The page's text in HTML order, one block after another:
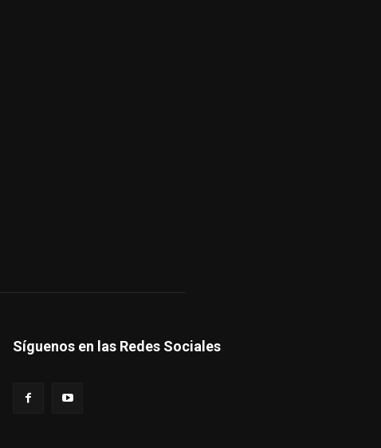
Síguenos en las Redes Sociales